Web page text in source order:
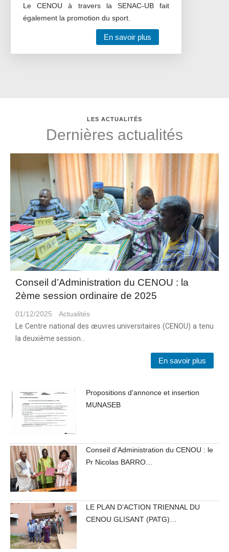
Le CENOU à travers la SENAC-UB fait
également la promotion du sport.
En savoir plus
LES ACTUALITÉS
Dernières actualités
Conseil d’Administration du CENOU : la
2ème session ordinaire de 2025
01/12/2025
Actualités
Le Centre national des œuvres universitaires (CENOU) a tenu
la deuxième session…
En savoir plus
Propositions d'annonce et insertion
MUNASEB
Conseil d’Administration du CENOU : le
Pr Nicolas BARRO…
LE PLAN D’ACTION TRIENNAL DU
CENOU GLISANT (PATG)…